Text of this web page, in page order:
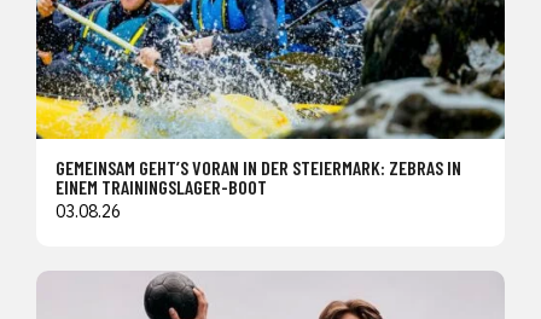
GEMEINSAM GEHT’S VORAN IN DER STEIERMARK: ZEBRAS IN
EINEM TRAININGSLAGER-BOOT
03.08.26